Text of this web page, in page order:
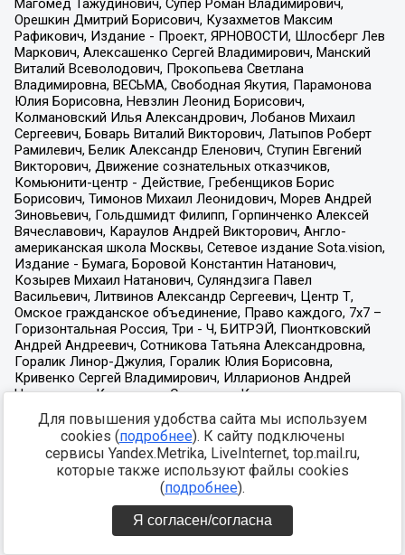
Для повышения удобства сайта мы используем
cookies (подробнее). К сайту подключены
сервисы Yandex.Metrika, LiveInternet, top.mail.ru,
которые также используют файлы cookies
(подробнее).
Я согласен/согласна